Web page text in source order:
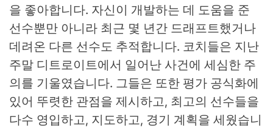
을 좋아합니다. 자신이 개발하는 데 도움을 준
선수뿐만 아니라 최근 몇 년간 드래프트했거나
데려온 다른 선수도 추적합니다. 코치들은 지난
주말 디트로이트에서 일어난 사건에 세심한 주
의를 기울였습니다. 그들은 또한 평가 공식화에
있어 뚜렷한 관점을 제시하고, 최고의 선수들을
다수 영입하고, 지도하고, 경기 계획을 세웠습니